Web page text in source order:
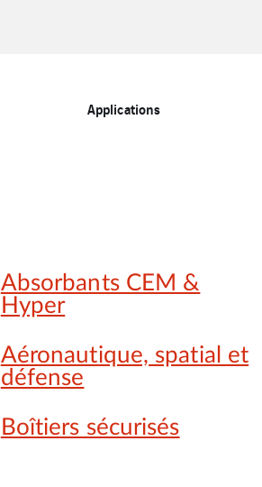
Applications
Absorbants CEM &
Hyper
Aéronautique, spatial et
défense
Boîtiers sécurisés